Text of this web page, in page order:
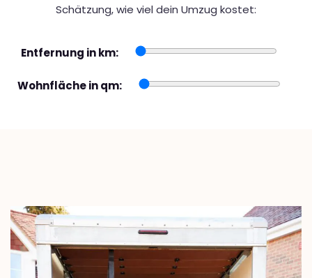
Schätzung, wie viel dein Umzug kostet:
Entfernung in km:
Wohnfläche in qm: